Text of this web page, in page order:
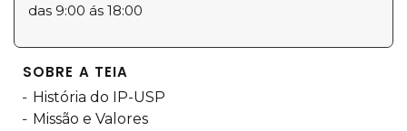
das 9:00 ás 18:00
SOBRE A TEIA
História do IP-USP
Missão e Valores